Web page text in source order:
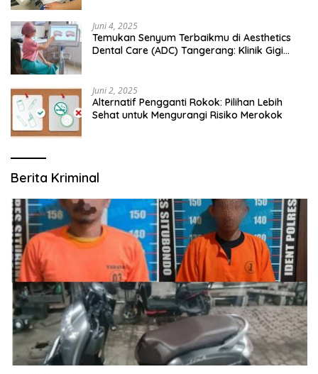
Juni 4, 2025
Temukan Senyum Terbaikmu di Aesthetics
Dental Care (ADC) Tangerang: Klinik Gigi
Juni 2, 2025
Alternatif Pengganti Rokok: Pilihan Lebih
Sehat untuk Mengurangi Risiko Merokok
Berita Kriminal